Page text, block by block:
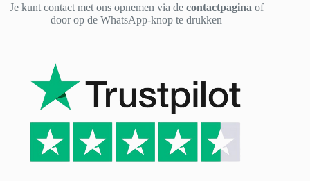
Je kunt contact met ons opnemen via de contactpagina of
door op de WhatsApp-knop te drukken